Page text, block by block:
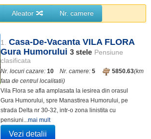
Aleator Nr. camere
1. Casa-De-Vacanta VILA FLORA
Gura Humorului 3 stele Pensiune
clasificata
Nr. locuri cazare: 10 Nr. camere: 5 5850.63(km
fata de centrul localitatii)
Vila Flora se afla amplasata la iesirea din orasul
Gura Humorului, spre Manastirea Humorului, pe
strada Delta nr 30-32, intr-o zona linistita cu
pensiuni...mai mult
Vezi detalii